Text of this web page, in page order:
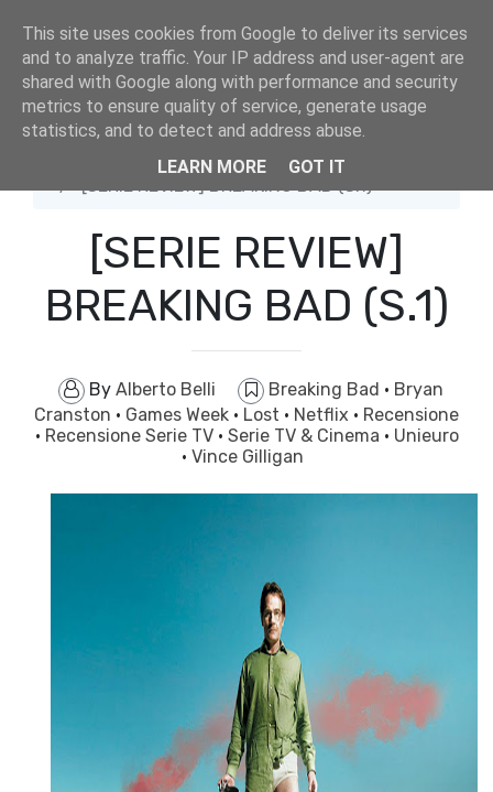
Breaking Bad
[SERIE REVIEW] BREAKING BAD (S.1)
[SERIE REVIEW]
BREAKING BAD (S.1)
By Alberto Belli Breaking Bad · Bryan
Cranston · Games Week · Lost · Netflix · Recensione
· Recensione Serie TV · Serie TV & Cinema · Unieuro
· Vince Gilligan
This site uses cookies from Google to deliver its services
and to analyze traffic. Your IP address and user-agent are
shared with Google along with performance and security
metrics to ensure quality of service, generate usage
statistics, and to detect and address abuse.
LEARN MORE
GOT IT